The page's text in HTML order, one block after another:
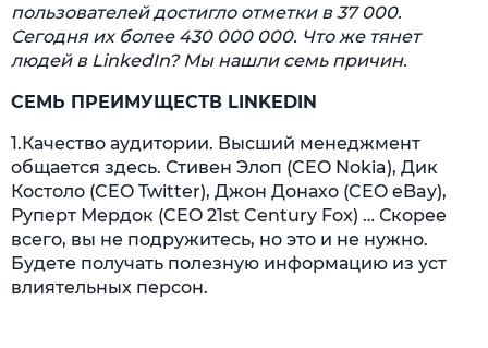
пользователей достигло отметки в 37 000.
Сегодня их более 430 000 000. Что же тянет
людей в LinkedIn? Мы нашли семь причин.
СЕМЬ ПРЕИМУЩЕСТВ LINKEDIN
1.Качество аудитории. Высший менеджмент
общается здесь. Стивен Элоп (CEO Nokia), Дик
Костоло (CEO Twitter), Джон Донахо (CEO eBay),
Руперт Мердок (CEO 21st Century Fox) … Скорее
всего, вы не подружитесь, но это и не нужно.
Будете получать полезную информацию из уст
влиятельных персон.